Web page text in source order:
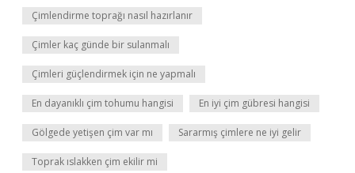
Çimlendirme toprağı nasıl hazırlanır
Çimler kaç günde bir sulanmalı
Çimleri güçlendirmek için ne yapmalı
En dayanıklı çim tohumu hangisi En iyi çim gübresi hangisi
Gölgede yetişen çim var mı Sararmış çimlere ne iyi gelir
Toprak ıslakken çim ekilir mi